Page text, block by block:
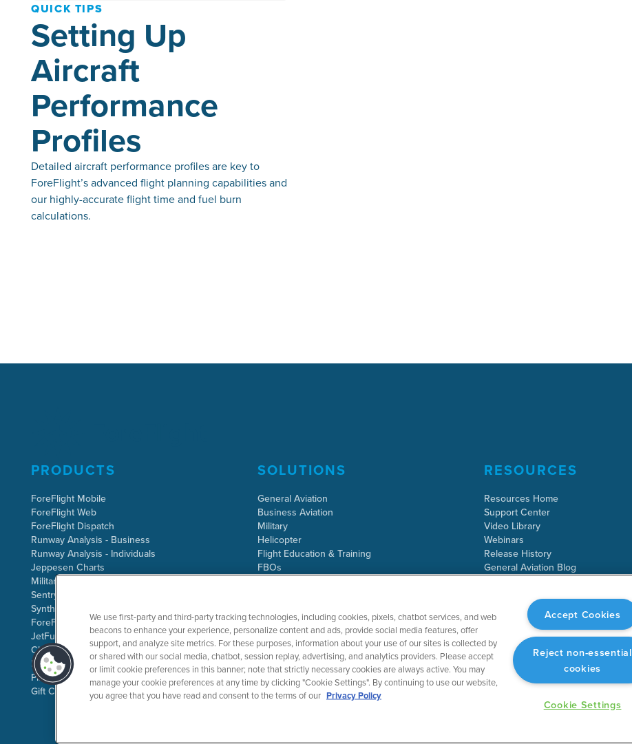
QUICK TIPS
Setting Up
Aircraft
Performance
Profiles
Detailed aircraft performance profiles are key to
ForeFlight’s advanced flight planning capabilities and
our highly-accurate flight time and fuel burn
calculations.
PRODUCTS
ForeFlight Mobile
ForeFlight Web
ForeFlight Dispatch
Runway Analysis - Business
Runway Analysis - Individuals
Jeppesen Charts
Military Flight Bag
Sentry ADS-B
Synthetic Vision
ForeFlight Directory
JetFuelX
CloudAhoy
Flight Data Analysis
Plans & Pricing
Gift Certificates
SOLUTIONS
General Aviation
Business Aviation
Military
Helicopter
Flight Education & Training
FBOs
RESOURCES
Resources Home
Support Center
Video Library
Webinars
Release History
General Aviation Blog
We use first-party and third-party tracking technologies, including cookies, pixels, chatbot services, and web
beacons to enhance your experience, personalize content and ads, provide social media features, offer
support, and analyze site metrics. For these purposes, information about your use of our sites is collected by
or shared with our social media, chatbot, session replay, advertising, and analytics providers. Please accept
or limit cookie preferences in this banner; note that strictly necessary cookies are always active. You may
manage your cookie preferences at any time by clicking "Cookie Settings". By continuing to use our website,
you agree that you have read and consent to the terms of our Privacy Policy
Accept Cookies
Reject non-essential
cookies
Cookie Settings